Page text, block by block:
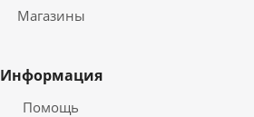
Магазины
Информация
Помощь